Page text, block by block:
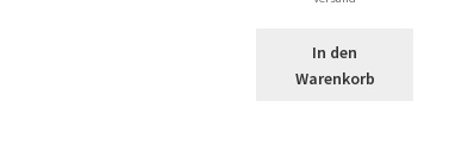
In den
Warenkorb